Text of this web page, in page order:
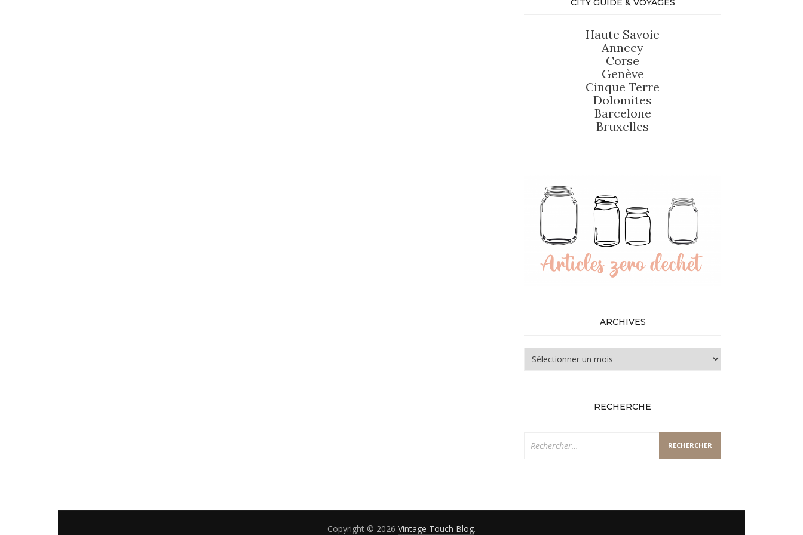
CITY GUIDE & VOYAGES
Haute Savoie
Annecy
Corse
Genève
Cinque Terre
Dolomites
Barcelone
Bruxelles
ARCHIVES
RECHERCHE
Copyright © 2026 Vintage Touch Blog.